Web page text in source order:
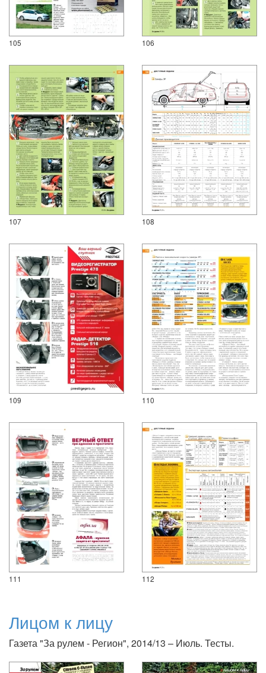
105 106
107 108
109 110
111 112
Лицом к лицу
Газета "За рулем - Регион", 2014/13 – Июль. Тесты.